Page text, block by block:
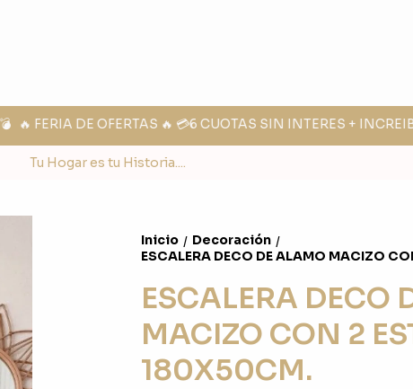
🔥 FERIA DE OFERTAS 🔥 💳6 CUOTAS SIN INTERES +
Tu Hogar es tu Historia....
Inicio / Decoración /
ESCALERA DECO DE ALAMO MACIZO
ESCALERA DECO
MACIZO CON 2
180X50CM.